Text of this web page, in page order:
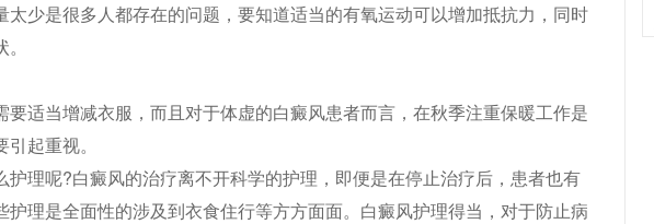
太少是很多人都存在的问题，要知道适当的有氧运动可以增加抵抗力，同时
适当增减衣服，而且对于体虚的白癜风患者而言，在秋季注重保暖工作是
起重视。
理呢?白癜风的治疗离不开科学的护理，即便是在停止治疗后，患者也有
护理是全面性的涉及到衣食住行等方方面面。白癜风护理得当，对于防止病